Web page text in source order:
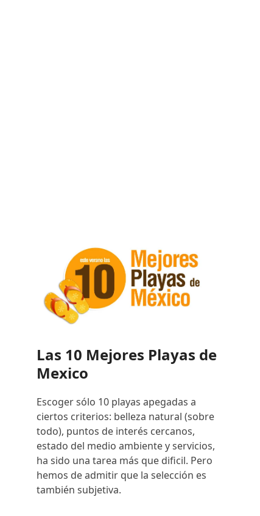
Las 10 Mejores Playas de
Mexico
Escoger sólo 10 playas apegadas a
ciertos criterios: belleza natural (sobre
todo), puntos de interés cercanos,
estado del medio ambiente y servicios,
ha sido una tarea más que dificil. Pero
hemos de admitir que la selección es
también subjetiva.